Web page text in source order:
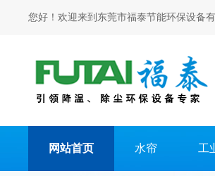
您好！欢迎来到东莞市福泰节能环保设备有
网站首页 水帘 工